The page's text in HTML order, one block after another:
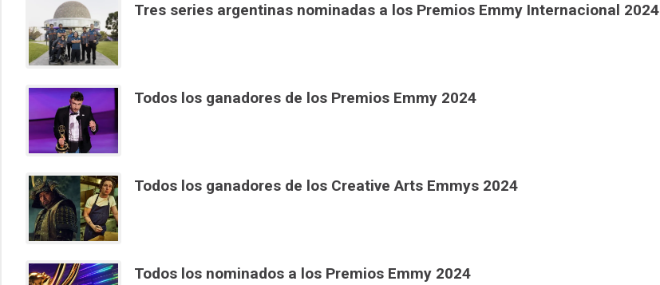
Tres series argentinas nominadas a los Premios Emmy Internacional 2024
Todos los ganadores de los Premios Emmy 2024
Todos los ganadores de los Creative Arts Emmys 2024
Todos los nominados a los Premios Emmy 2024